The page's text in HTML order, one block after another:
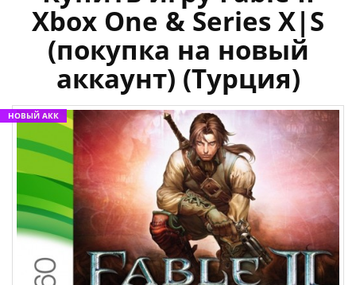
Xbox One & Series X|S
(покупка на новый
аккаунт) (Турция)
НОВЫЙ АКК